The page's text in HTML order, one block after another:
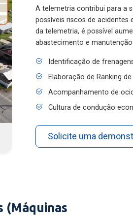
A telemetria contribui para a
possíveis riscos de
da telemetria, é possível
abastecimento e
Identificação de
Elaboração de Ranking
Acompanhamento de
Cultura de condução
Solicite uma
(Máquinas